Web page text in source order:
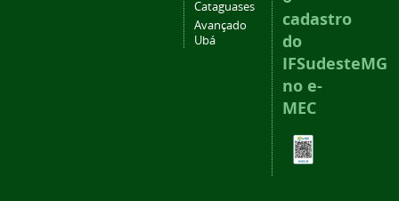
Cataguases
Avançado
Ubá
cadastro
do
IFSudesteMG
no e-
MEC